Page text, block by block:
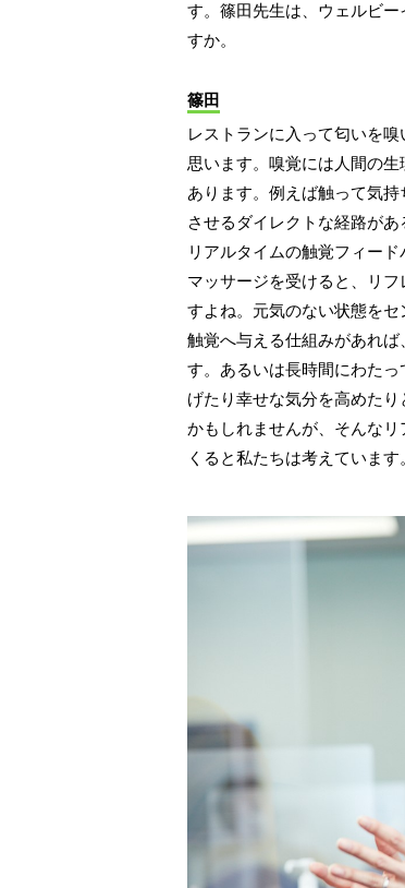
す。篠田先生は、ウェルビ
すか。
篠田
レストランに入って匂いを
思います。嗅覚には人間の
あります。例えば触って気
させるダイレクトな経路が
リアルタイムの触覚フィー
マッサージを受けると、リ
すよね。元気のない状態を
触覚へ与える仕組みがあれ
す。あるいは長時間にわた
げたり幸せな気分を高めた
かもしれませんが、そんな
くると私たちは考えています